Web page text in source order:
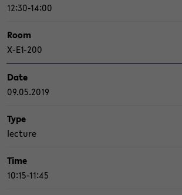
12:30-14:00
Room
X-​E1-200
Date
09.05.2019
Type
lec­tu­re
Time
10:15-11:45